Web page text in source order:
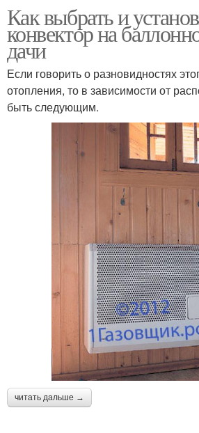
Как выбрать и
конвектор на
дачи
Если говорить о разновидностях
отопления, то в зависимости от
быть следующим.
читать дальше →